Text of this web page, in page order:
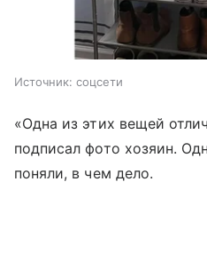
Источник: соцсети
«Одна из этих вещей
подписал фото хозяин.
поняли, в чем дело.